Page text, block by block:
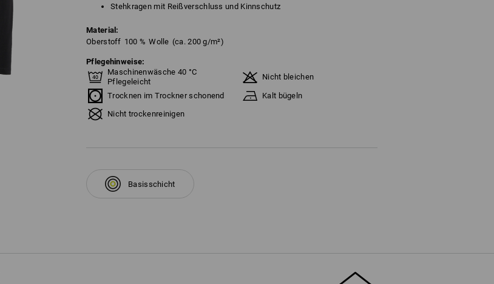
Stehkragen mit Reißverschluss und Kinnschutz
Material:
Oberstoff 100 % Wolle (ca. 200 g/m²)
Pflegehinweise:
Maschinenwäsche 40 °C
Pflegeleicht
Nicht bleichen
Trocknen im Trockner schonend
Kalt bügeln
Nicht trockenreinigen
Basisschicht